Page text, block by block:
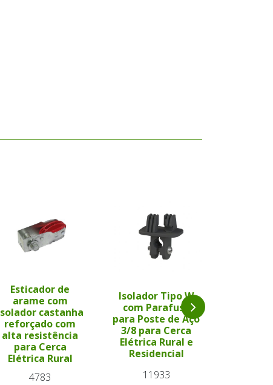
Esticador de
arame com
castanha
reforçado com
alta resistência
para Cerca
Elétrica Rural
4783
Isolador Tipo W
com Parafuso
para Poste de Aço
3/8 para Cerca
Elétrica Rural e
Residencial
11933